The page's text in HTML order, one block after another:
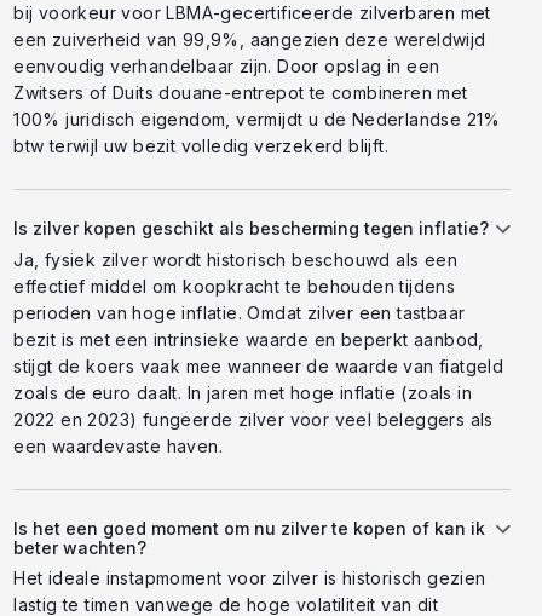
bij voorkeur voor LBMA-gecertificeerde zilverbaren met
een zuiverheid van 99,9%, aangezien deze wereldwijd
eenvoudig verhandelbaar zijn. Door opslag in een
Zwitsers of Duits douane-entrepot te combineren met
100% juridisch eigendom, vermijdt u de Nederlandse 21%
btw terwijl uw bezit volledig verzekerd blijft.
Is zilver kopen geschikt als bescherming tegen inflatie?
Ja, fysiek zilver wordt historisch beschouwd als een
effectief middel om koopkracht te behouden tijdens
perioden van hoge inflatie. Omdat zilver een tastbaar
bezit is met een intrinsieke waarde en beperkt aanbod,
stijgt de koers vaak mee wanneer de waarde van fiatgeld
zoals de euro daalt. In jaren met hoge inflatie (zoals in
2022 en 2023) fungeerde zilver voor veel beleggers als
een waardevaste haven.
Is het een goed moment om nu zilver te kopen of kan ik
beter wachten?
Het ideale instapmoment voor zilver is historisch gezien
lastig te timen vanwege de hoge volatiliteit van dit